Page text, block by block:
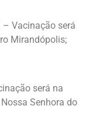
– Vacinação será
Mirandópolis;
será na
Senhora do